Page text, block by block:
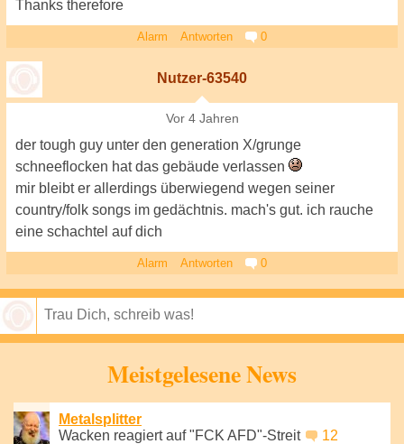
Thanks therefore
Alarm Antworten 0
Nutzer-63540
Vor 4 Jahren
der tough guy unter den generation X/grunge
schneeflocken hat das gebäude verlassen
mir bleibt er allerdings überwiegend wegen seiner
country/folk songs im gedächtnis. mach's gut. ich rauche
eine schachtel auf dich
Alarm Antworten 0
Meistgelesene News
Metalsplitter
Wacken reagiert auf "FCK AFD"-Streit
12